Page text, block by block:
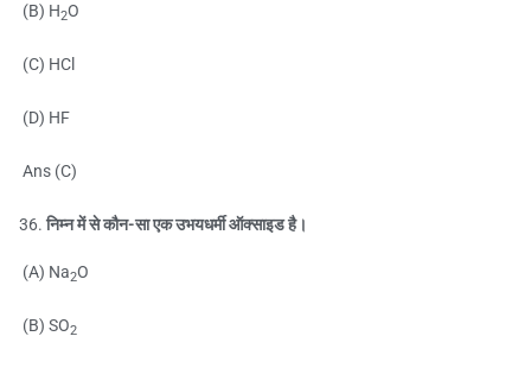
(B) H2O
(C) HCl
(D) HF
Ans (C)
निम्न में से कौन-सा एक उभयधर्मी ऑक्साइड है।
(A) Na2O
(B) SO2